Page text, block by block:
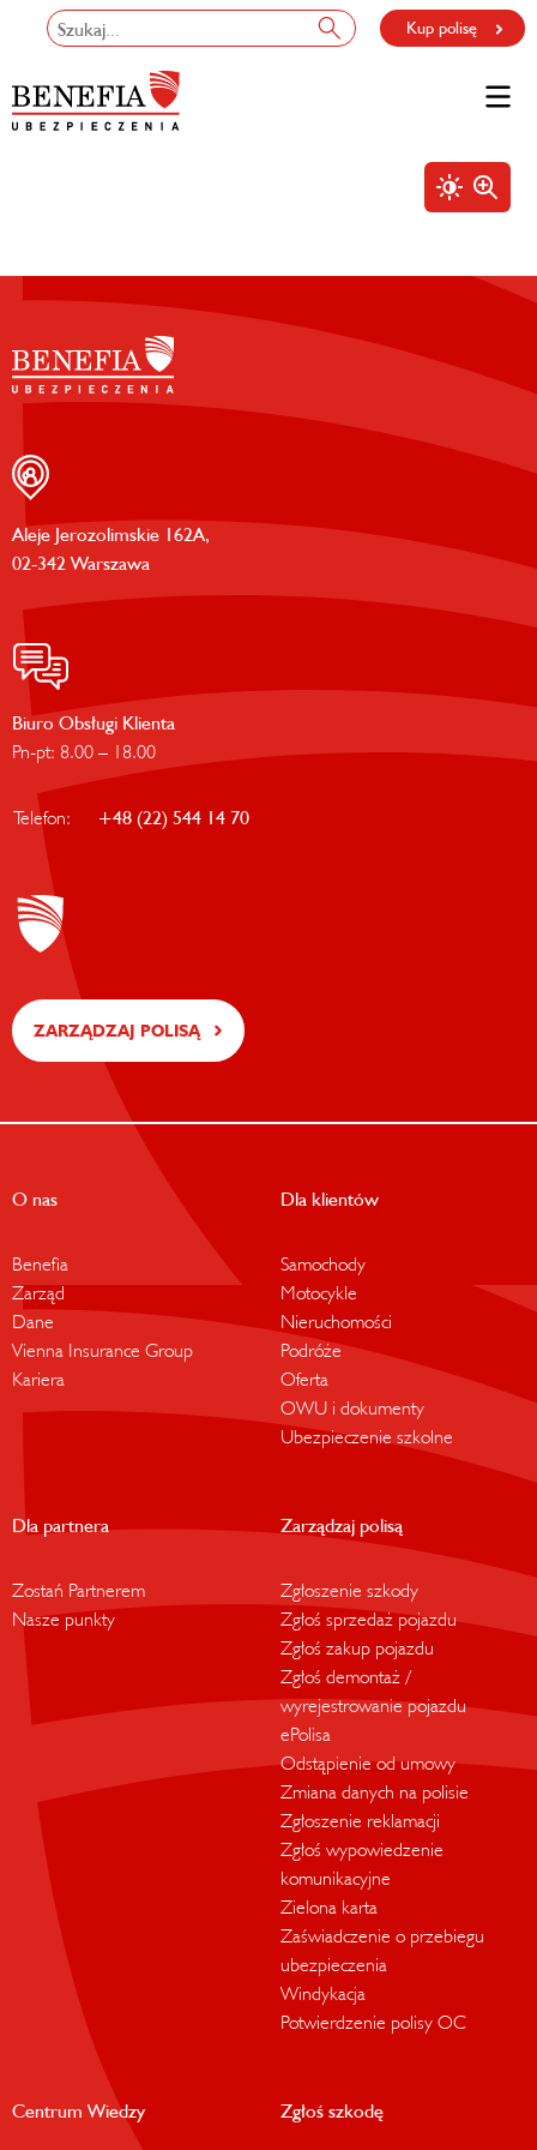
Kup polisę
Aleje Jerozolimskie 162A,
02-342 Warszawa
Biuro Obsługi Klienta
Pn-pt: 8.00 – 18.00
Telefon: +48 (22) 544 14 70
ZARZĄDZAJ POLISĄ
O nas
Benefia
Zarząd
Dane
Vienna Insurance Group
Kariera
Dla klientów
Samochody
Motocykle
Nieruchomości
Podróże
Oferta
OWU i dokumenty
Ubezpieczenie szkolne
Dla partnera
Zostań Partnerem
Nasze punkty
Zarządzaj polisą
Zgłoszenie szkody
Zgłoś sprzedaż pojazdu
Zgłoś zakup pojazdu
Zgłoś demontaż /
wyrejestrowanie pojazdu
ePolisa
Odstąpienie od umowy
Zmiana danych na polisie
Zgłoszenie reklamacji
Zgłoś wypowiedzenie
komunikacyjne
Zielona karta
Zaświadczenie o przebiegu
ubezpieczenia
Windykacja
Potwierdzenie polisy OC
Centrum Wiedzy Zgłoś szkodę